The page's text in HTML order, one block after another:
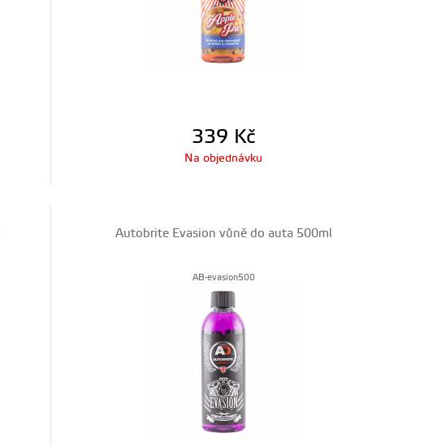
339 Kč
Na objednávku
Autobrite Evasion vůně do auta 500ml
AB-evasion500